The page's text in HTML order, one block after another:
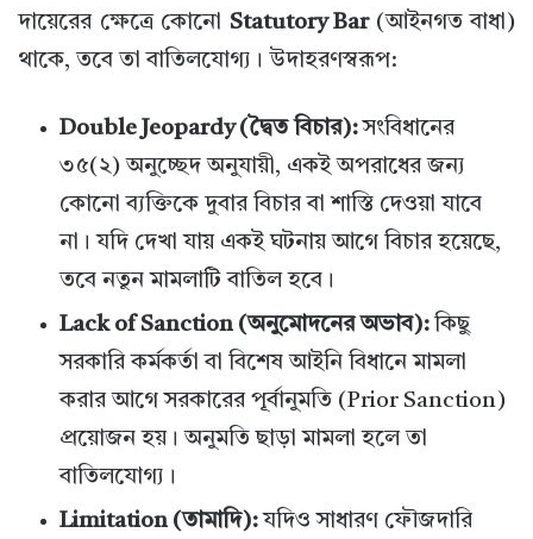
দায়েরের ক্ষেত্রে কোনো Statutory Bar(আইনগত বাধা)
থাকে, তবে তা বাতিলযোগ্য। উদাহরণস্বরূপ:
Double Jeopardy (দ্বৈত বিচার): সংবিধানের
৩৫(২) অনুচ্ছেদ অনুযায়ী, একই অপরাধের জন্য
কোনো ব্যক্তিকে দুবার বিচার বা শাস্তি দেওয়া যাবে
না। যদি দেখা যায় একই ঘটনায় আগে বিচার হয়েছে,
তবে নতুন মামলাটি বাতিল হবে।
Lack of Sanction (অনুমোদনের অভাব): কিছু
সরকারি কর্মকর্তা বা বিশেষ আইনি বিধানে মামলা
করার আগে সরকারের পূর্বানুমতি (Prior Sanction)
প্রয়োজন হয়। অনুমতি ছাড়া মামলা হলে তা
বাতিলযোগ্য।
Limitation (তামাদি): যদিও সাধারণ ফৌজদারি